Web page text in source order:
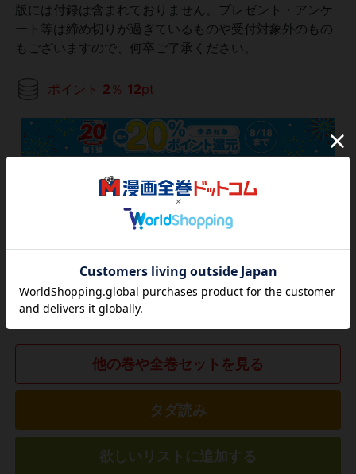
版には付録は含まれておりません。プレゼント・アンケ
ート等は締め切りが過ぎているものや受付対象外のもの
もございますので、何卒ご了承ください。
ポイント 2 ％ 12pt
699 円 税込
カートに入れる
(電子書籍)
他の巻や全巻セットを見る
タダ読み
欲しいリストに追加する